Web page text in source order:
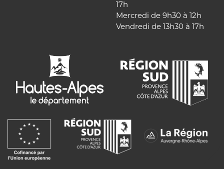
17h
Mercredi de 9h30 à 12h
Vendredi de 13h30 à 17h